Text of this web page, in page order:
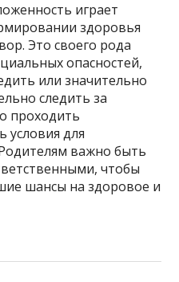
играет
здоровья
Это своего рода
опасностей,
или значительно
следить за
проходить
условия для
важно быть
чтобы
шансы на здоровое и